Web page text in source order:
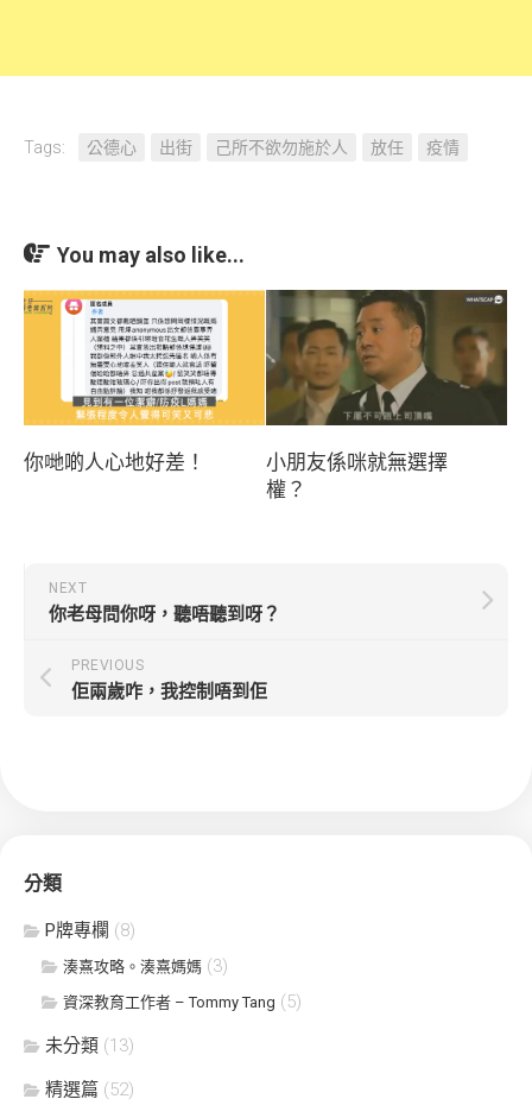
Tags: 公德心 出街 己所不欲勿施於人 放任 疫情
You may also like...
你哋啲人心地好差！
小朋友係咪就無選擇
權？
NEXT
你老母問你呀，聽唔聽到呀？
PREVIOUS
佢兩歲咋，我控制唔到佢
分類
P牌專欄 (8)
湊熹攻略。湊熹媽媽 (3)
資深教育工作者 – Tommy Tang (5)
未分類 (13)
精選篇 (52)